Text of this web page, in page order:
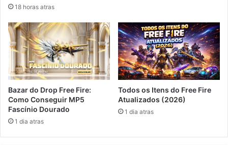
18 horas atras
Bazar do Drop Free Fire:
Como Conseguir MP5
Fascínio Dourado
1 dia atras
Todos os Itens do Free Fire
Atualizados (2026)
1 dia atras